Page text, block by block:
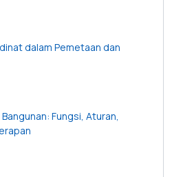
dalam Pemetaan dan
Fungsi, Aturan,